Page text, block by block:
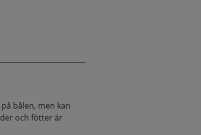
bålen, men kan
och fötter är